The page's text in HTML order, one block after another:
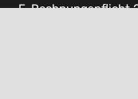
E-Rechnungspflicht